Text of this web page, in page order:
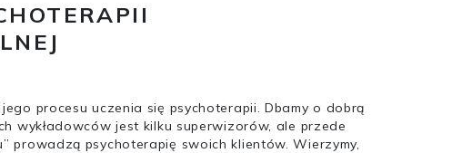
procesu uczenia się psychoterapii. Dbamy o dobrą
wykładowców jest kilku superwizorów, ale przede
prowadzą psychoterapię swoich klientów. Wierzymy,